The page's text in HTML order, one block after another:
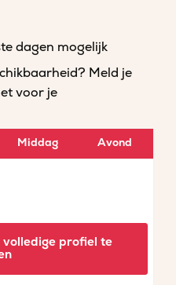
dagen mogelijk
Meld je
voor je
Middag Avond
volledige profiel te